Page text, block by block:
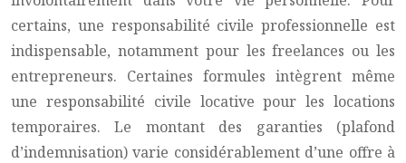
certains, une responsabilité civile professionnelle est
indispensable, notamment pour les freelances ou les
entrepreneurs. Certaines formules intègrent même
une responsabilité civile locative pour les locations
temporaires. Le montant des garanties (plafond
d’indemnisation) varie considérablement d’une offre à